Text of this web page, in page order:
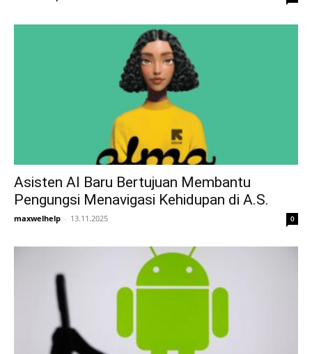
Asisten AI Baru Bertujuan Membantu
Pengungsi Menavigasi Kehidupan di A.S.
maxwelhelp - 13.11.2025 0